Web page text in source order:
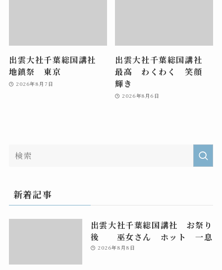
出雲大社千葉総国講社
地鎮祭 東京
2026年8月7日
出雲大社千葉総国講社
最高 わくわく 笑顔
輝き
2026年8月6日
新着記事
出雲大社千葉総国講社 お祭り
後 巫女さん ホット 一息
2026年8月8日